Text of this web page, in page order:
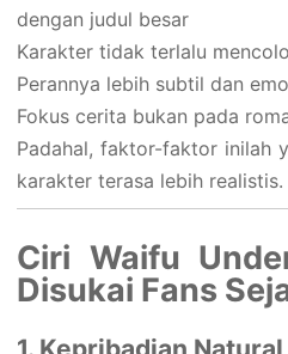
dengan judul besar
Karakter tidak terlalu
Perannya lebih subtil dan
Fokus cerita bukan pada
Padahal, faktor-faktor inilah
karakter terasa lebih realistis.
Ciri Waifu
Disukai Fans